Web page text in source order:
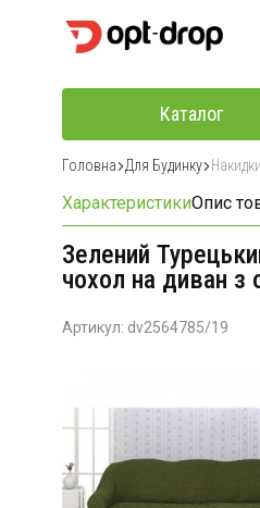
Каталог
Головна Для Будинку
ХарактеристикиОпис
Зелений
чохол на диван з
Артикул: dv2564785/19